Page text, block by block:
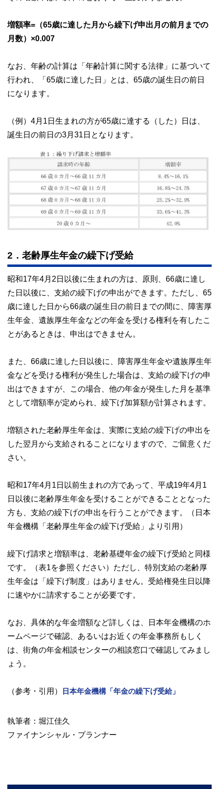
増額率=（65歳に達した月から繰下げ申出月の前月までの
月数）×0.007
なお、年齢の計算は「年齢計算に関する法律」に基づいて
行われ、「65歳に達した日」とは、65歳の誕生日の前日
になります。
（例）4月1日生まれの方が65歳に達する（した）日は、
誕生日の前日の3月31日となります。
2．老齢厚生年金の繰下げ受給
昭和17年4月2日以後に生まれの方は、原則、66歳に達し
た日以後に、支給の繰下げの申出ができます。ただし、65
歳に達した日から66歳の誕生日の前日までの間に、障害厚
生年金、遺族厚生年金などの年金を受ける権利を有したこ
とがあるときは、申出はできません。
また、66歳に達した日以後に、障害厚生年金や遺族厚生年
金などを受ける権利が発生した場合は、支給の繰下げの申
出はできますが、この場合、他の年金が発生した月を基準
として増額率が定められ、繰下げ加算額が計算されます。
増額された老齢厚生年金は、実際に支給の繰下げの申出を
した翌月から支給されることになりますので、ご留意くだ
さい。
昭和17年4月1日以前生まれの方であって、平成19年4月1
日以後に老齢厚生年金を受けることができることとなった
方も、支給の繰下げの申出を行うことができます。（日本
年金機構「老齢厚生年金の繰下げ受給」より引用）
繰下げ請求と増額率は、老齢基礎年金の繰下げ受給と同様
です。（表1を参照ください）ただし、特別支給の老齢厚
生年金は「繰下げ制度」はありません。受給権発生日以降
に速やかに請求することが必要です。
なお、具体的な年金増額など詳しくは、日本年金機構のホ
ームページで確認、あるいはお近くの年金事務所もしく
は、街角の年金相談センターの相談窓口で確認してみまし
ょう。
（参考・引用） 日本年金機構「年金の繰下げ受給」
執筆者：堀江佳久
ファイナンシャル・プランナー